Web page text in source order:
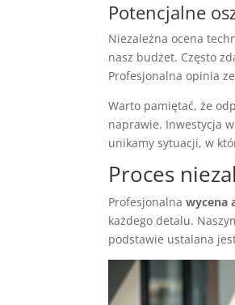
Potencjalne
Niezależna ocena
nasz budżet. Często
Profesjonalna opinia
Warto pamiętać, że
naprawie. Inwestycja
unikamy sytuacji, w
Proces
Profesjonalnawycena
każdego detalu.
podstawie ustalana